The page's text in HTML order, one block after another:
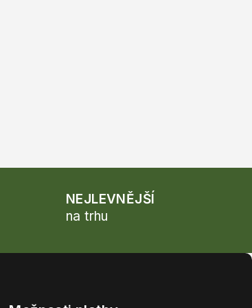
NEJLEVNĚJŠÍ
na trhu